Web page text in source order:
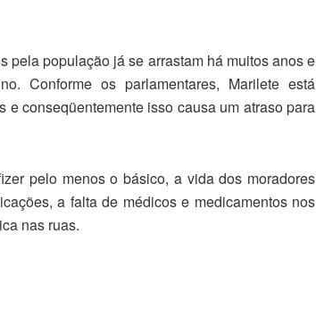
pela população já se arrastam há muitos anos e
Conforme os parlamentares, Marilete está
conseqüentemente isso causa um atraso para
pelo menos o básico, a vida dos moradores
a falta de médicos e medicamentos nos
nas ruas.